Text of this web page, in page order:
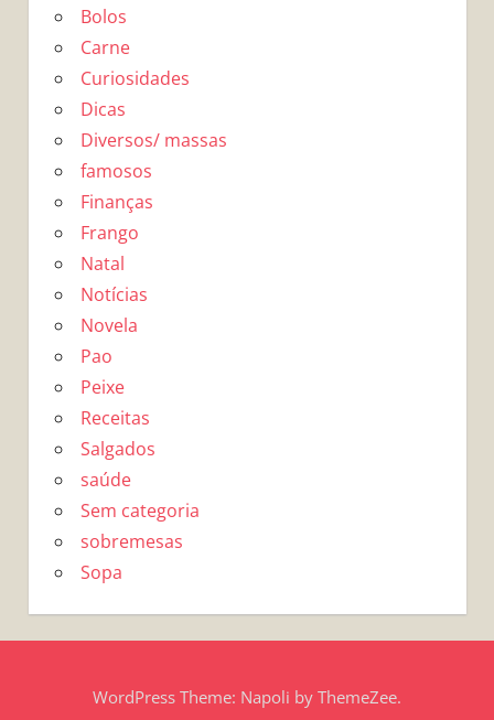
Bolos
Carne
Curiosidades
Dicas
Diversos/ massas
famosos
Finanças
Frango
Natal
Notícias
Novela
Pao
Peixe
Receitas
Salgados
saúde
Sem categoria
sobremesas
Sopa
WordPress Theme: Napoli by ThemeZee.